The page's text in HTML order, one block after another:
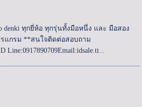
denki ทุกยี่ห้อ ทุกรุ่นทั้งมือหนึ่ง และ มือสอง
แกรม **สนใจติดต่อสอบถาม
Line:0917890709Email:idsale.ti...